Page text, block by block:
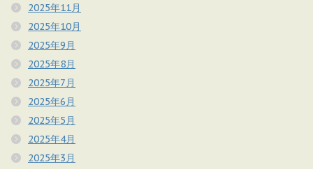
2025年11月
2025年10月
2025年9月
2025年8月
2025年7月
2025年6月
2025年5月
2025年4月
2025年3月